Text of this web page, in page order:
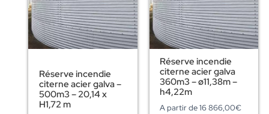
Réserve incendie
citerne acier galva –
500m3 – 20,14 x
H1,72 m
Réserve incendie
citerne acier galva
360m3 – ø11,38m –
h4,22m
A partir de16 866,00€